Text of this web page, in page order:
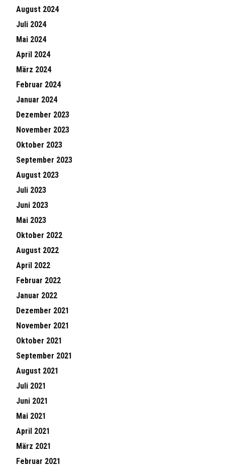
August 2024
Juli 2024
Mai 2024
April 2024
März 2024
Februar 2024
Januar 2024
Dezember 2023
November 2023
Oktober 2023
September 2023
August 2023
Juli 2023
Juni 2023
Mai 2023
Oktober 2022
August 2022
April 2022
Februar 2022
Januar 2022
Dezember 2021
November 2021
Oktober 2021
September 2021
August 2021
Juli 2021
Juni 2021
Mai 2021
April 2021
März 2021
Februar 2021